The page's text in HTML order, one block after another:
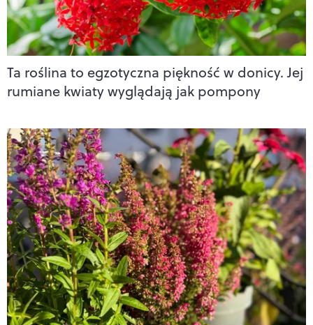
Ta roślina to egzotyczna piękność w donicy. Jej
rumiane kwiaty wyglądają jak pompony